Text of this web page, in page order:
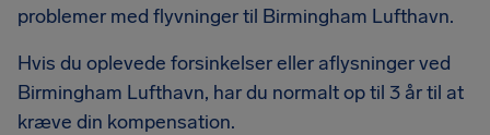
problemer med flyvninger til Birmingham Lufthavn.
Hvis du oplevede forsinkelser eller aflysninger ved
Birmingham Lufthavn, har du normalt op til 3 år til at
kræve din kompensation.